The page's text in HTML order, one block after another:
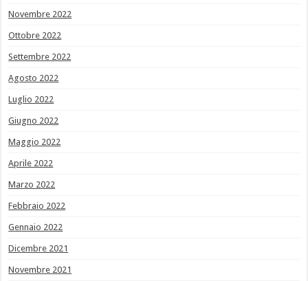
Novembre 2022
Ottobre 2022
Settembre 2022
Agosto 2022
Luglio 2022
Giugno 2022
Maggio 2022
Aprile 2022
Marzo 2022
Febbraio 2022
Gennaio 2022
Dicembre 2021
Novembre 2021